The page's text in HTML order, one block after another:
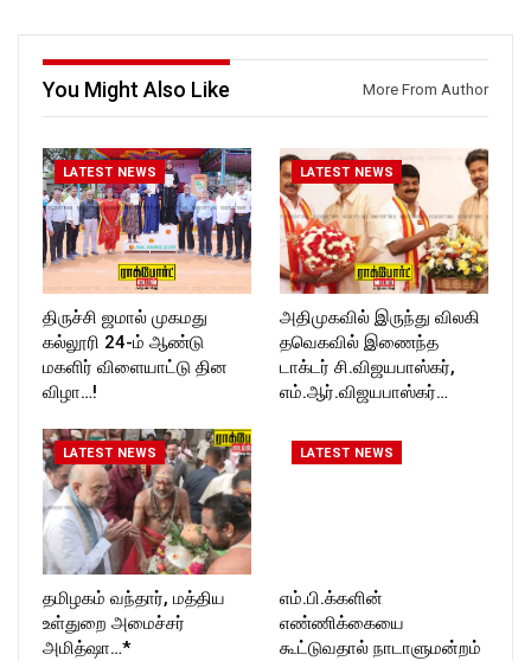
https://www.instagram.com/ro
ckforttimes/
Follow us on:
T_TIMESC
You Might Also Like More From Author
LATEST NEWS
திருச்சி ஜமால் முகமது
கல்லூரி 24-ம் ஆண்டு
மகளிர் விளையாட்டு தின
விழா…!
LATEST NEWS
அதிமுகவில் இருந்து விலகி
தவெகவில் இணைந்த
டாக்டர் சி.விஜயபாஸ்கர்,
எம்.ஆர்.விஜயபாஸ்கர்…
LATEST NEWS
தமிழகம் வந்தார், மத்திய
உள்துறை அமைச்சர்
அமித்ஷா…*
LATEST NEWS
எம்.பி.க்களின்
எண்ணிக்கையை
கூட்டுவதால் நாடாளுமன்றம்